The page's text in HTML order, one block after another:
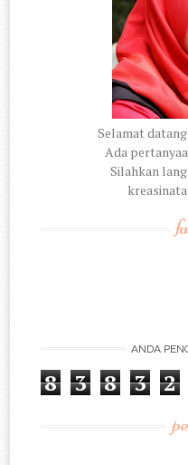
Selamat
Ada
Silahkan
ANDA
8 3 8 3 2